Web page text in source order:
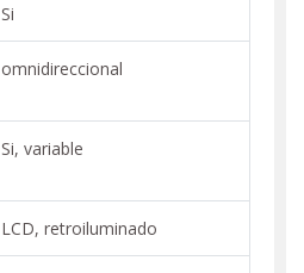
Si
omnidireccional
Si, variable
LCD, retroiluminado